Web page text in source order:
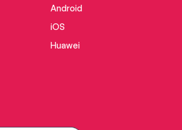
Android
iOS
Huawei